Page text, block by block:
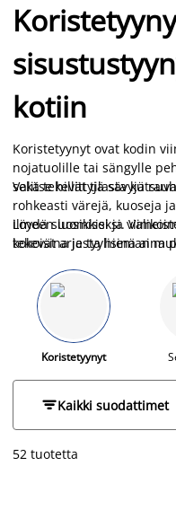
kotiin
Koristetyynyt ovat kodin
nojatuolille tai sängylle
sekä tekevät tilasta
Valitse hillittyjä sävyjä
rohkeasti värejä, kuoseja
ilmeen luomiseksi.
kokoisina ja tyylisinä aina
kuoseihin.
Löydä suosikkisi ja
tekevät arjesta hieman
Koristetyynyt
Kaikki suodattimet
52 tuotetta